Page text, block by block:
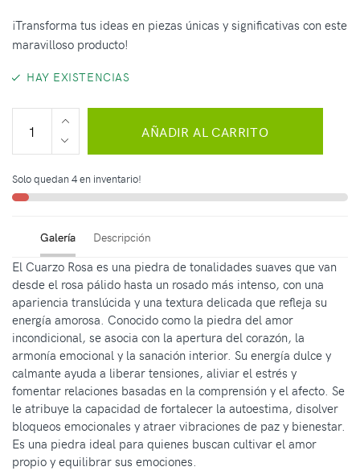
¡Transforma tus ideas en piezas únicas y significativas con este
maravilloso producto!
HAY EXISTENCIAS
AÑADIR AL CARRITO
Solo quedan 4 en inventario!
Galería Descripción
El Cuarzo Rosa es una piedra de tonalidades suaves que van
desde el rosa pálido hasta un rosado más intenso, con una
apariencia translúcida y una textura delicada que refleja su
energía amorosa. Conocido como la piedra del amor
incondicional, se asocia con la apertura del corazón, la
armonía emocional y la sanación interior. Su energía dulce y
calmante ayuda a liberar tensiones, aliviar el estrés y
fomentar relaciones basadas en la comprensión y el afecto. Se
le atribuye la capacidad de fortalecer la autoestima, disolver
bloqueos emocionales y atraer vibraciones de paz y bienestar.
Es una piedra ideal para quienes buscan cultivar el amor
propio y equilibrar sus emociones.